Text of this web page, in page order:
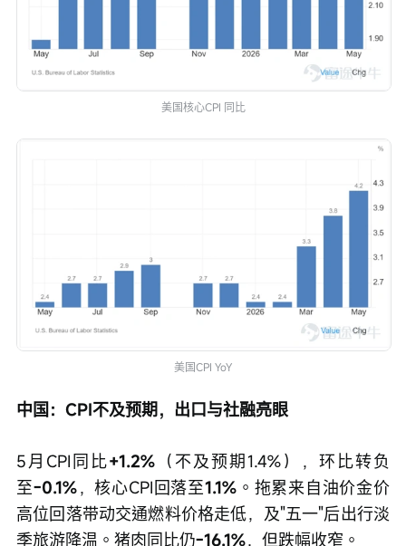
美国核心CPI 同比
美国CPI YoY
中国：CPI不及预期，出口与社融亮眼
5月CPI同比+1.2% （不及预期1.4%），环比转负
至-0.1%，核心CPI回落至1.1% 。拖累来自油价金价
高位回落带动交通燃料价格走低，及"五一"后出行淡
季旅游降温。猪肉同比仍-16.1%，但跌幅收窄。